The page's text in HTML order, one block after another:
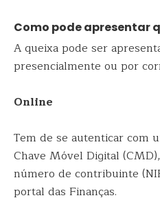
Como pode apresentar
A queixa pode ser
presencialmente ou por
Online
Tem de se autenticar com
Chave Móvel Digital
número de contribuinte
portal das Finanças.